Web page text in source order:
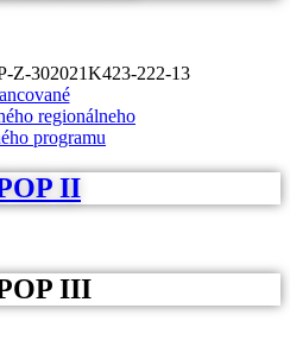
Z-302021K423-222-13
regionálneho
programu
II
III